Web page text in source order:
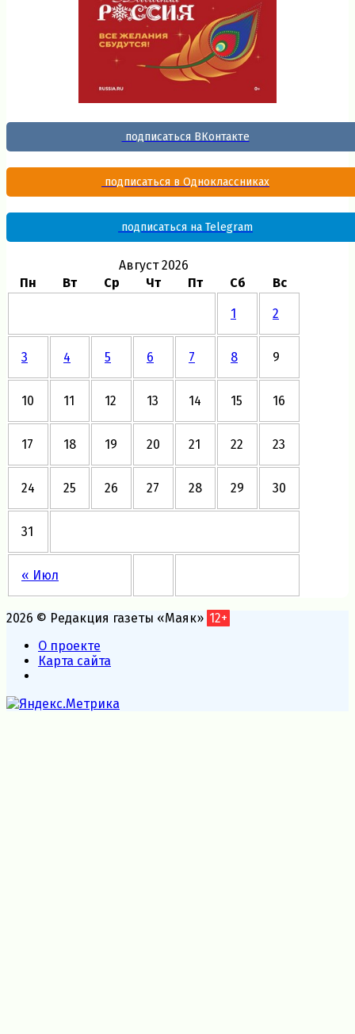
подписаться ВКонтакте
подписаться в Одноклассниках
подписаться на Telegram
Август 2026
Пн
Вт Ср Чт Пт Сб Вс
« Июл
1 2
3 4 5 6 7 8 9
10 11 12 13 14 15 16
17 18 19 20 21 22 23
24 25 26 27 28 29 30
31
2026 © Редакция газеты «Маяк» 12+
О проекте
Карта сайта